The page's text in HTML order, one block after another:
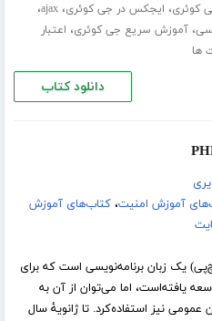
کوئری، ایجکس در جی کوئری،ajax،
،آموزش سریع جی کوئری، اعتبار
ها
دانلود کتاب
آموزش امنیت،کتاب‌های آموزش
یک زبان برنامه‌نویسی است که برای
یافته‌است، اما می‌توان از آن به
عمومی نیز استفاده‌کرد. تا ژانویهٔ سال